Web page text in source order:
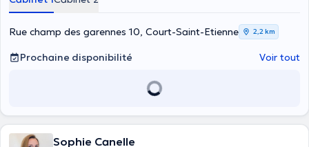
Rue champ des garennes 10, Court-Saint-Etienne 2,2 km
Prochaine disponibilité Voir tout
Sophie Canelle